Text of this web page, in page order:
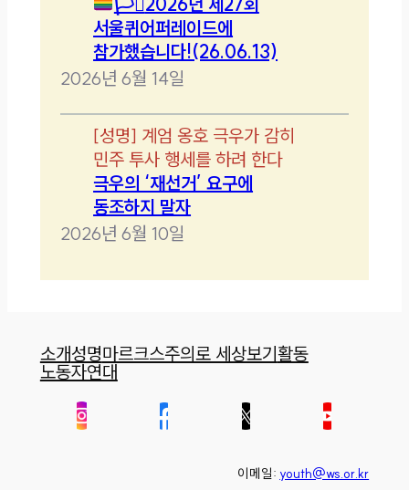
서울퀴어퍼레이드에
참가했습니다!(26.06.13)
2026년 6월 14일
[성명] 계엄 옹호 극우가 감히
민주 투사 행세를 하려 한다
극우의 ‘재선거’ 요구에
동조하지 말자
2026년 6월 10일
소개성명마르크스주의로 세상보기 활동
노동자연대
이메일: youth@ws.or.kr